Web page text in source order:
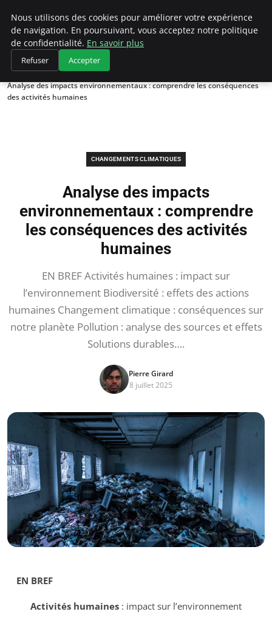
Climategatecountryclub.com
Accueil
Changements climatiques
Analyse des impacts environnementaux : comprendre les conséquences
des activités humaines
CHANGEMENTS CLIMATIQUES
Analyse des impacts
environnementaux : comprendre
les conséquences des activités
humaines
EN BREF Activités humaines : impact sur
l’environnement Biodiversité : effets des actions
humaines Changement climatique : conséquences sur
notre planète Pollution : analyse des sources et effets
Solutions durables….
Pierre Girard
8 juillet 2025
EN BREF
Activités humaines: impact sur l’environnement
Nous utilisons des cookies pour améliorer votre expérience
de navigation. En poursuivant, vous acceptez notre politique
de confidentialité. En savoir plus
Refuser Accepter